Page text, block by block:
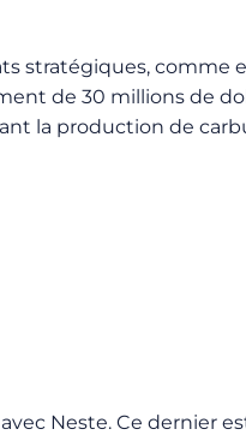
stratégiques,
de 30 millions de
la production de
Neste. Ce